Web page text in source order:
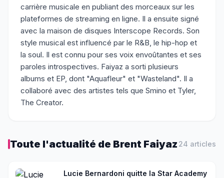
carrière musicale en publiant des morceaux sur les
plateformes de streaming en ligne. Il a ensuite signé
avec la maison de disques Interscope Records. Son
style musical est influencé par le R&B, le hip-hop et
la soul. Il est connu pour ses voix envoûtantes et ses
paroles introspectives. Faiyaz a sorti plusieurs
albums et EP, dont "Aquafleur" et "Wasteland". Il a
collaboré avec des artistes tels que Smino et Tyler,
The Creator.
Toute l'actualité de Brent Faiyaz 24 articles
Lucie Bernardoni quitte la Star Academy